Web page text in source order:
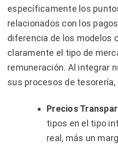
específicamente los
relacionados con los
diferencia de los modelos
claramente el tipo de
remuneración. Al integrar
sus procesos de tesorería,
Precios
tipos en el tipo
real, más un